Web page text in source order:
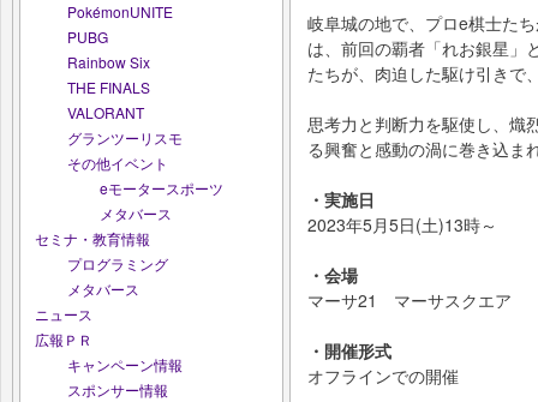
PokémonUNITE
PUBG
Rainbow Six
THE FINALS
VALORANT
グランツーリスモ
その他イベント
eモータースポーツ
メタバース
セミナ・教育情報
プログラミング
メタバース
ニュース
広報ＰＲ
キャンペーン情報
スポンサー情報
岐阜城の地で、プロe棋士た
は、前回の覇者「れお銀星」
たちが、肉迫した駆け引きで
思考力と判断力を駆使し、熾
る興奮と感動の渦に巻き込ま
・実施日
2023年5月5日(土)13時～
・会場
マーサ21 マーサスクエア
・開催形式
オフラインでの開催